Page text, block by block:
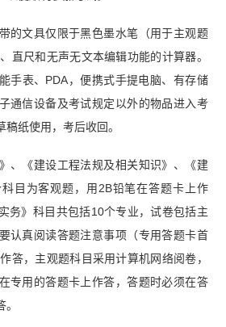
的文具仅限于黑色墨水笔（用于主观题
直尺和无声无文本编辑功能的计算器。
手表、PDA，便携式手提电脑、有存储
通信设备及考试规定以外的物品进入考
纸使用，考后收回。
、《建设工程法规及相关知识》、《建
目为客观题，用2B铅笔在答题卡上作
务》科目共包括10个专业，试卷包括主
认真阅读答题注意事项（专用答题卡首
答，主观题科目采用计算机网络阅卷，
专用的答题卡上作答，答题时必须在答